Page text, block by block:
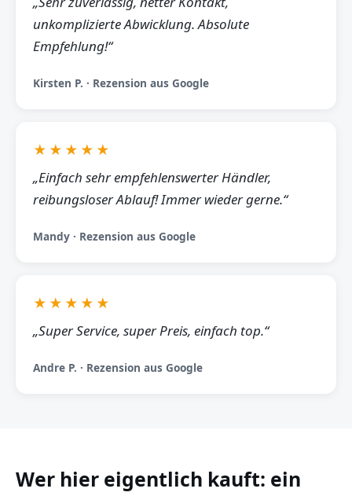
unkomplizierte Abwicklung. Absolute
Empfehlung!“
Kirsten P. · Rezension aus Google
★★★★★
„Einfach sehr empfehlenswerter Händler,
reibungsloser Ablauf! Immer wieder gerne.“
Mandy · Rezension aus Google
★★★★★
„Super Service, super Preis, einfach top.“
Andre P. · Rezension aus Google
Wer hier eigentlich kauft: ein